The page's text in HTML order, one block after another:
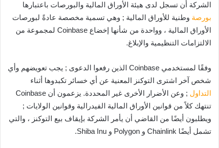
الشركة أن تسجل لدى هيئة الأوراق المالية والبورصات باعتبارها
بورصة وطنية للأوراق المالية ; وهي تسمية مخصصة عادةً لبورصات
الأوراق المالية ، وواحدة من شأنها إخضاع Coinbase لمجموعة من
الالتزامات التنظيمية والإبلاغ.
وفقًا لمستخدمي Coinbase الذين رفعوا الدعوى ; يجب تعويضهم وأي
شخص آخر اشترى التوكنز المعنية عن أي خسائر تكبدوها أثناء
التداول
; وعن الأضرار الأخرى غير المحددة. يزعمون أن Coinbase
تنتهك كلاً من قوانين الأوراق المالية الفيدرالية وقوانين الولايات ;
ويطلبون أيضًا من القاضي أن يأمر الشركة بإيقاف بيع التوكنز ، والتي
تشمل أيضًا Chainlink و Polygon و Shiba Inu.